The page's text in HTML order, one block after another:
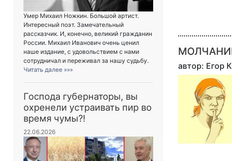
Умер Михаил Ножкин. Большой артист.
Интересный поэт. Замечательный
рассказчик. И, конечно, великий гражданин
России. Михаил Иванович очень ценил
наше издание, с удовольствием с нами
сотрудничал и переживал за нашу судьбу.
Читать далее »»»
Господа губернаторы, вы
охренели устраивать пир во
время чумы?!
22.06.2026
автор: Егор